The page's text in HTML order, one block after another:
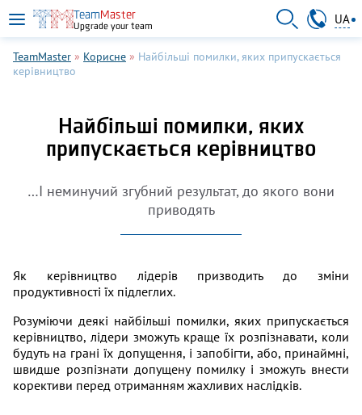
Перейти до основного вмісту
TeamMaster
Upgrade your team
EN
RU
UA
095 011-66-60
TeamMaster » Корисне » Найбільші помилки, яких припускається
керівництво
Найбільші помилки, яких
припускається керівництво
…І неминучий згубний результат, до якого вони
приводять
Як керівництво лідерів призводить до зміни
продуктивності їх підлеглих.
Розуміючи деякі найбільші помилки, яких припускається
керівництво, лідери зможуть краще їх розпізнавати, коли
будуть на грані їх допущення, і запобігти, або, принаймні,
швидше розпізнати допущену помилку і зможуть внести
корективи перед отриманням жахливих наслідків.